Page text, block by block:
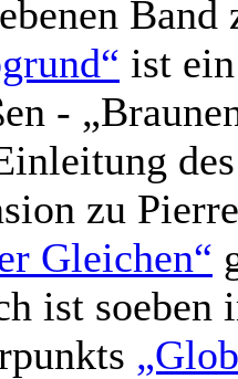
ist
-
zu
Gleichen“
ist soeben